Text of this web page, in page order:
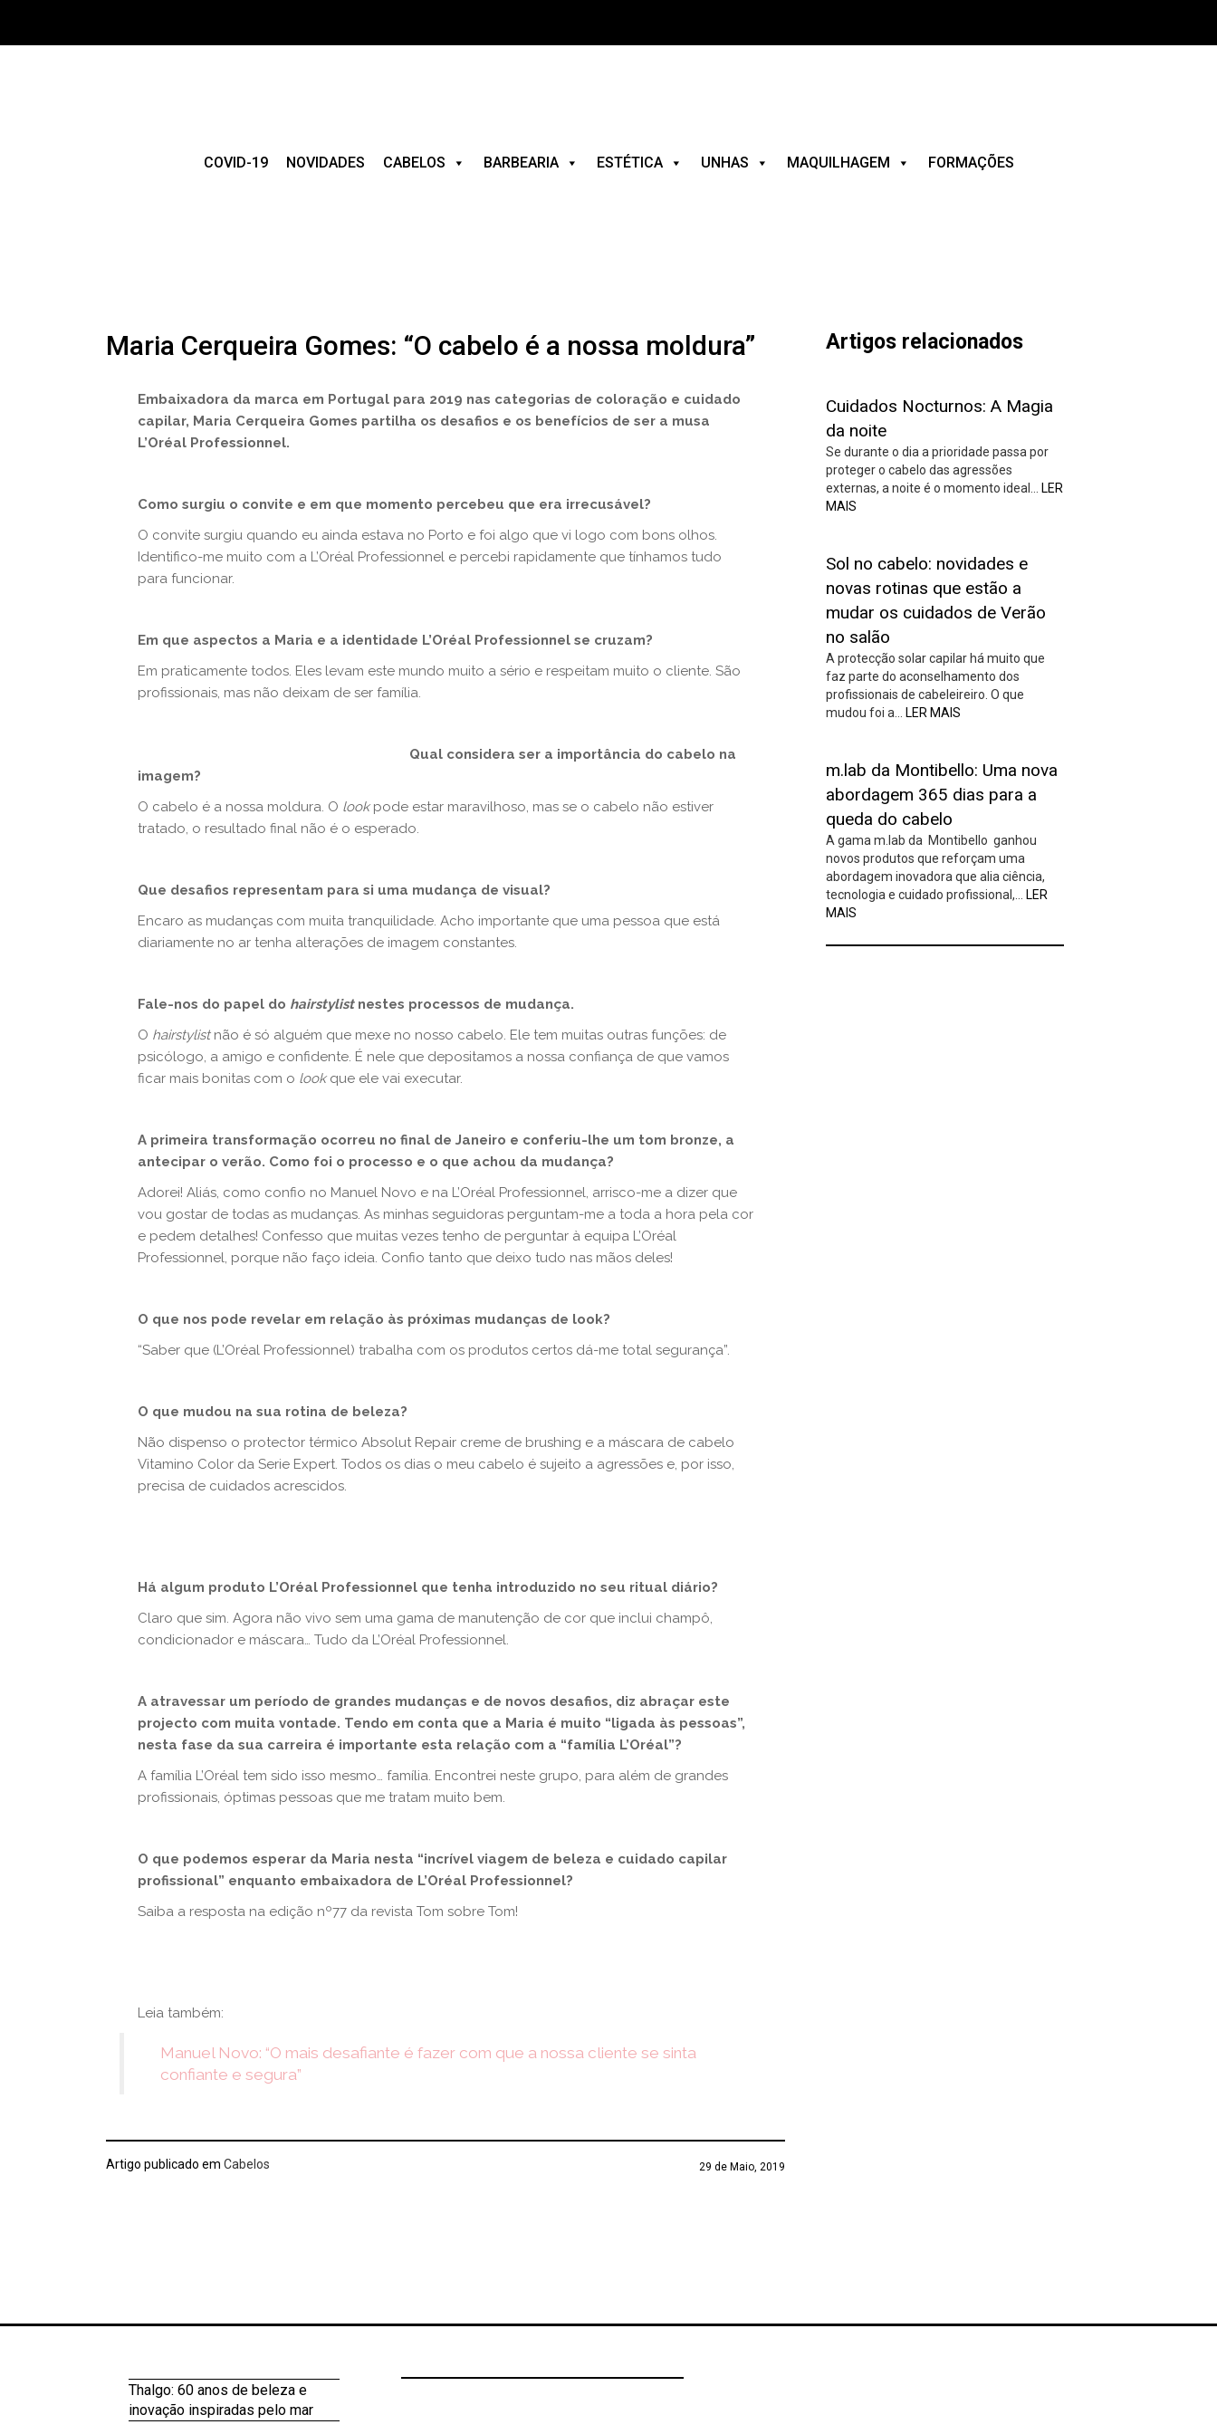
COVID-19 NOVIDADES CABELOS BARBEARIA ESTÉTICA UNHAS MAQUILHAGEM FORMAÇÕES
Maria Cerqueira Gomes: “O cabelo é a nossa moldura”
Embaixadora da marca em Portugal para 2019 nas categorias de coloração e cuidado
capilar, Maria Cerqueira Gomes partilha os desafios e os benefícios de ser a musa
L’Oréal Professionnel.
Como surgiu o convite e em que momento percebeu que era irrecusável?
O convite surgiu quando eu ainda estava no Porto e foi algo que vi logo com bons olhos.
Identifico-me muito com a L’Oréal Professionnel e percebi rapidamente que tínhamos tudo
para funcionar.
Em que aspectos a Maria e a identidade L’Oréal Professionnel se cruzam?
Em praticamente todos. Eles levam este mundo muito a sério e respeitam muito o cliente. São
profissionais, mas não deixam de ser família.
Qual considera ser a importância do cabelo na
imagem?
O cabelo é a nossa moldura. O lookpode estar maravilhoso, mas se o cabelo não estiver
tratado, o resultado final não é o esperado.
Que desafios representam para si uma mudança de visual?
Encaro as mudanças com muita tranquilidade. Acho importante que uma pessoa que está
diariamente no ar tenha alterações de imagem constantes.
Fale-nos do papel do hairstylistnestes processos de mudança.
O hairstylistnão é só alguém que mexe no nosso cabelo. Ele tem muitas outras funções: de
psicólogo, a amigo e confidente. É nele que depositamos a nossa confiança de que vamos
ficar mais bonitas com o lookque ele vai executar.
A primeira transformação ocorreu no final de Janeiro e conferiu-lhe um tom bronze, a
antecipar o verão. Como foi o processo e o que achou da mudança?
Adorei! Aliás, como confio no Manuel Novo e na L’Oréal Professionnel, arrisco-me a dizer que
vou gostar de todas as mudanças. As minhas seguidoras perguntam-me a toda a hora pela cor
e pedem detalhes! Confesso que muitas vezes tenho de perguntar à equipa L’Oréal
Professionnel, porque não faço ideia. Confio tanto que deixo tudo nas mãos deles!
O que nos pode revelar em relação às próximas mudanças de look?
“Saber que (L’Oréal Professionnel) trabalha com os produtos certos dá-me total segurança”.
O que mudou na sua rotina de beleza?
Não dispenso o protector térmico Absolut Repair creme de brushing e a máscara de cabelo
Vitamino Color da Serie Expert. Todos os dias o meu cabelo é sujeito a agressões e, por isso,
precisa de cuidados acrescidos.
Há algum produto L’Oréal Professionnel que tenha introduzido no seu ritual diário?
Claro que sim. Agora não vivo sem uma gama de manutenção de cor que inclui champô,
condicionador e máscara… Tudo da L’Oréal Professionnel.
A atravessar um período de grandes mudanças e de novos desafios, diz abraçar este
projecto com muita vontade. Tendo em conta que a Maria é muito “ligada às pessoas”,
nesta fase da sua carreira é importante esta relação com a “família L’Oréal”?
A família L’Oréal tem sido isso mesmo… família. Encontrei neste grupo, para além de grandes
profissionais, óptimas pessoas que me tratam muito bem.
O que podemos esperar da Maria nesta “incrível viagem de beleza e cuidado capilar
profissional” enquanto embaixadora de L’Oréal Professionnel?
Saiba a resposta na edição nº77 da revista Tom sobre Tom!
Leia também:
Manuel Novo: “O mais desafiante é fazer com que a nossa cliente se sinta
confiante e segura”
Artigo publicado em Cabelos 29 de Maio, 2019
Artigos relacionados
Cuidados Nocturnos: A Magia
da noite
Se durante o dia a prioridade passa por
proteger o cabelo das agressões
externas, a noite é o momento ideal…
LER
MAIS
Sol no cabelo: novidades e
novas rotinas que estão a
mudar os cuidados de Verão
no salão
A protecção solar capilar há muito que
faz parte do aconselhamento dos
profissionais de cabeleireiro. O que
mudou foi a…
LER MAIS
m.lab da Montibello: Uma nova
abordagem 365 dias para a
queda do cabelo
A gama m.lab da Montibello ganhou
novos produtos que reforçam uma
abordagem inovadora que alia ciência,
tecnologia e cuidado profissional,…
LER
MAIS
Thalgo: 60 anos de beleza e
inovação inspiradas pelo mar